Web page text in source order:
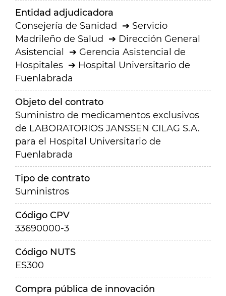
Entidad adjudicadora
Consejería de Sanidad
Servicio
Madrileño de Salud
Dirección General
Asistencial
Gerencia Asistencial de
Hospitales
Hospital Universitario de
Fuenlabrada
Objeto del contrato
Suministro de medicamentos exclusivos
de LABORATORIOS JANSSEN CILAG S.A.
para el Hospital Universitario de
Fuenlabrada
Tipo de contrato
Suministros
Código CPV
33690000-3
Código NUTS
ES300
Compra pública de innovación